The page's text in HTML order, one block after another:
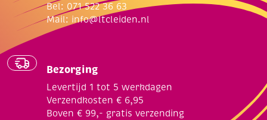
Bel: 071 522 36 63
Mail: info@ltcleiden.nl
Bezorging
Levertijd 1 tot 5 werkdagen
Verzendkosten € 6,95
Boven € 99,- gratis verzending